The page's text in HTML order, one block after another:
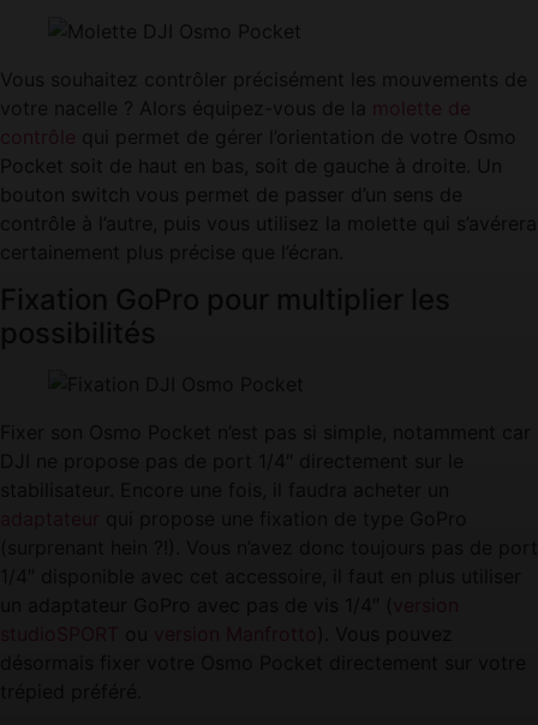
Vous souhaitez contrôler précisément les mouvements de
votre nacelle ? Alors équipez-vous de la
molette de
contrôle qui permet de gérer l’orientation de votre Osmo
Pocket soit de haut en bas, soit de gauche à droite. Un
bouton switch vous permet de passer d’un sens de
contrôle à l’autre, puis vous utilisez la molette qui s’avérera
certainement plus précise que l’écran.